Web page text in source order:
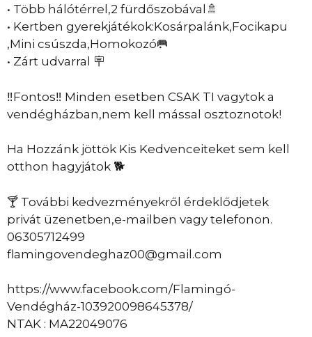
• Több hálótérrel,2 fürdőszobával🚿
• Kertben gyerekjátékok:Kosárpalánk,Focikapu
,Mini csúszda,Homokozó🥅
• Zárt udvarral 🪧
‼Fontos‼ Minden esetben CSAK TI vagytok a
vendégházban,nem kell mással osztoznotok!
Ha Hozzánk jöttök Kis Kedvenceiteket sem kell
otthon hagyjátok 🐕
🍸 További kedvezményekről érdeklődjetek
privát üzenetben,e-mailben vagy telefonon.
06305712499
flamingovendeghaz00@gmail.com
https://www.facebook.com/Flamingó-
Vendégház-103920098645378/
NTAK : MA22049076